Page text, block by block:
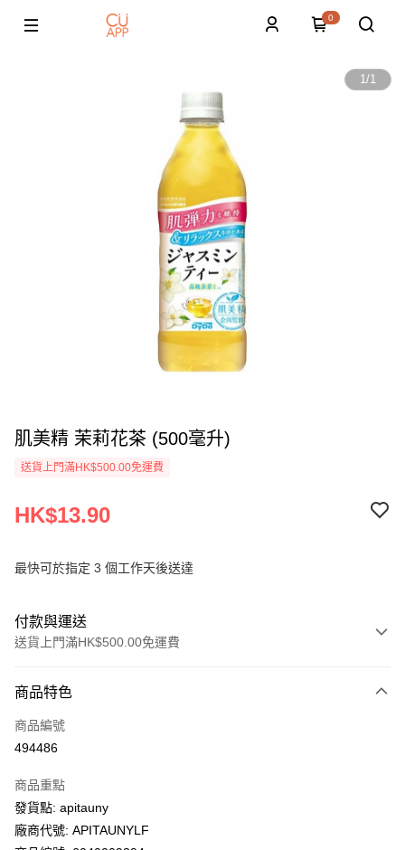
0
1/1
肌美精 茉莉花茶 (500毫升)
送貨上門滿HK$500.00免運費
HK$13.90
最快可於指定 3 個工作天後送達
付款與運送
送貨上門滿HK$500.00免運費
信用卡
AlipayHK
WeChat Pay
商品特色
商品編號
494486
商品重點
發貨點: apitauny
廠商代號: APITAUNYLF